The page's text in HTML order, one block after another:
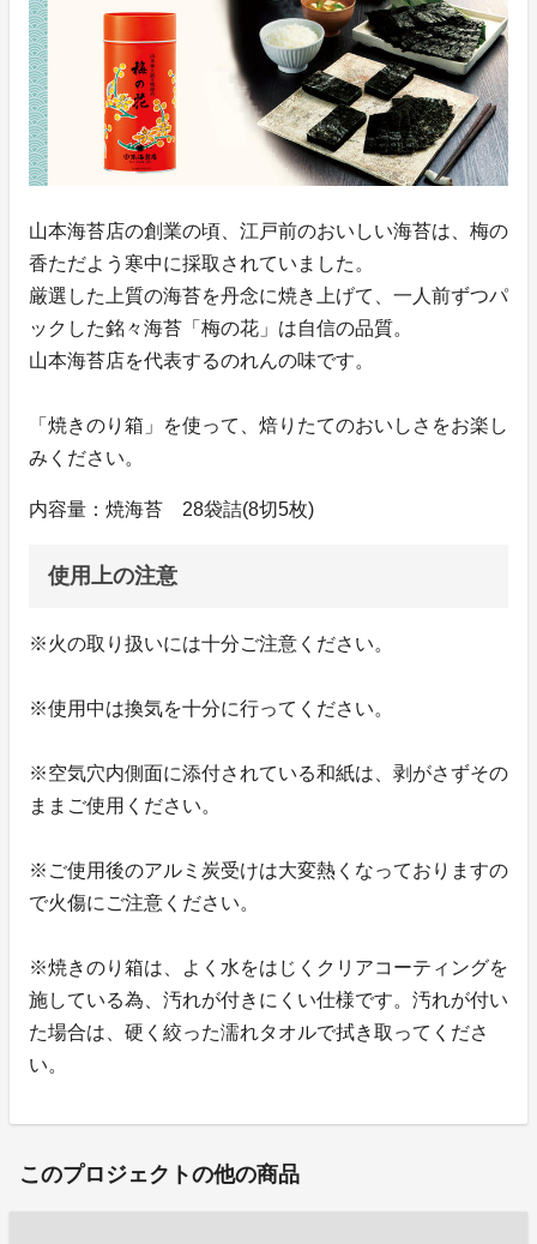
山本海苔店の創業の頃、江戸前のおいしい海苔は、梅の
香ただよう寒中に採取されていました。
厳選した上質の海苔を丹念に焼き上げて、一人前ずつパ
ックした銘々海苔「梅の花」は自信の品質。
山本海苔店を代表するのれんの味です。
「焼きのり箱」を使って、焙りたてのおいしさをお楽し
みください。
内容量：焼海苔 28袋詰(8切5枚)
使用上の注意
※火の取り扱いには十分ご注意ください。
※使用中は換気を十分に行ってください。
※空気穴内側面に添付されている和紙は、剥がさずその
ままご使用ください。
※ご使用後のアルミ炭受けは大変熱くなっておりますの
で火傷にご注意ください。
※焼きのり箱は、よく水をはじくクリアコーティングを
施している為、汚れが付きにくい仕様です。汚れが付い
た場合は、硬く絞った濡れタオルで拭き取ってくださ
い。
このプロジェクトの他の商品